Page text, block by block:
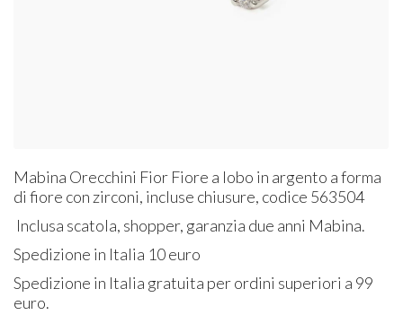
Mabina Orecchini Fior Fiore a lobo in argento a forma
di fiore con zirconi, incluse chiusure, codice 563504
Inclusa scatola, shopper, garanzia due anni Mabina.
Spedizione in Italia 10 euro
Spedizione in Italia gratuita per ordini superiori a 99
euro.